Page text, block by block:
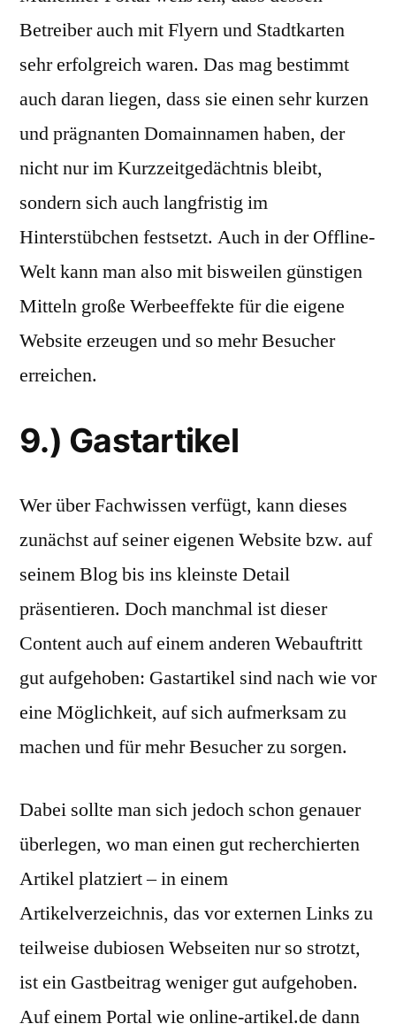
Betreiber auch mit Flyern und Stadtkarten
sehr erfolgreich waren. Das mag bestimmt
auch daran liegen, dass sie einen sehr kurzen
und prägnanten Domainnamen haben, der
nicht nur im Kurzzeitgedächtnis bleibt,
sondern sich auch langfristig im
Hinterstübchen festsetzt. Auch in der Offline-
Welt kann man also mit bisweilen günstigen
Mitteln große Werbeeffekte für die eigene
Website erzeugen und so mehr Besucher
erreichen.
9.) Gastartikel
Wer über Fachwissen verfügt, kann dieses
zunächst auf seiner eigenen Website bzw. auf
seinem Blog bis ins kleinste Detail
präsentieren. Doch manchmal ist dieser
Content auch auf einem anderen Webauftritt
gut aufgehoben: Gastartikel sind nach wie vor
eine Möglichkeit, auf sich aufmerksam zu
machen und für mehr Besucher zu sorgen.
Dabei sollte man sich jedoch schon genauer
überlegen, wo man einen gut recherchierten
Artikel platziert – in einem
Artikelverzeichnis, das vor externen Links zu
teilweise dubiosen Webseiten nur so strotzt,
ist ein Gastbeitrag weniger gut aufgehoben.
Auf einem Portal wie online-artikel.de dann